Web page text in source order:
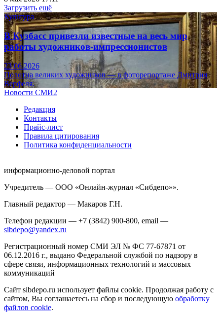
Загрузить ещё
Культура
В Кузбасс привезли известные на весь мир
работы художников-импрессионистов
23.06.2026
Полотна великих художников — в фоторепортаже Дмитрия
Верфеля.
Новости СМИ2
Редакция
Контакты
Прайс-лист
Правила цитирования
Политика конфиденциальности
информационно-деловой портал
Учредитель — ООО «Онлайн-журнал «Сибдепо»».
Главный редактор — Макаров Г.Н.
Телефон редакции — +7 (3842) 900-800, email —
sibdepo@yandex.ru
Регистрационный номер СМИ ЭЛ № ФС 77-67871 от
06.12.2016 г., выдано Федеральной службой по надзору в
сфере связи, информационных технологий и массовых
коммуникаций
Сайт sibdepo.ru использует файлы cookie. Продолжая работу с
сайтом, Вы соглашаетесь на сбор и последующую обработку
файлов cookie.